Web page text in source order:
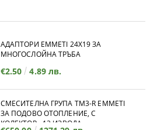
АДАПТОРИ EMMETI 24X19 ЗА
МНОГОСЛОЙНА ТРЪБА
€2.50 4.89 лв.
СМЕСИТЕЛНА ГРУПА TM3-R EMMETI
ЗА ПОДОВО ОТОПЛЕНИЕ, С
КОЛЕКТОР - 12 ИЗВОДА